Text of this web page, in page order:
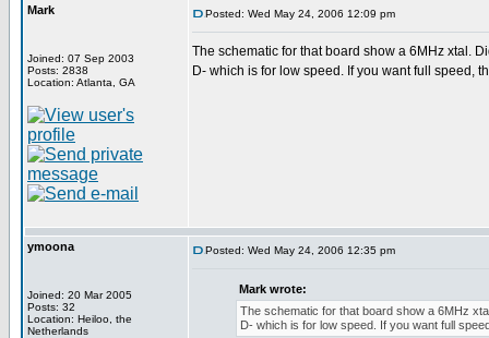
Mark
Joined: 07 Sep 2003
Posts: 2838
Location: Atlanta, GA
Posted: Wed May 24, 2006 12:09 pm
The schematic for that board show a 6MHz xtal.
D- which is for low speed. If you want full speed,
ymoona
Joined: 20 Mar 2005
Posts: 32
Location: Heiloo, the
Netherlands
Posted: Wed May 24, 2006 12:35 pm
Mark wrote:
The schematic for that board show a 6MHz
D- which is for low speed. If you want full